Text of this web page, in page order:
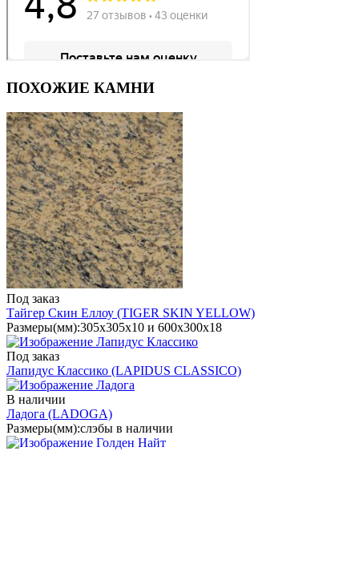
ПОХОЖИЕ КАМНИ
Под заказ
Тайгер Скин Еллоу (TIGER SKIN YELLOW)
Размеры(мм):305х305х10 и 600х300х18
Под заказ
Лапидус Классико (LAPIDUS CLASSICO)
В наличии
Ладога (LADOGA)
Размеры(мм):слэбы в наличии